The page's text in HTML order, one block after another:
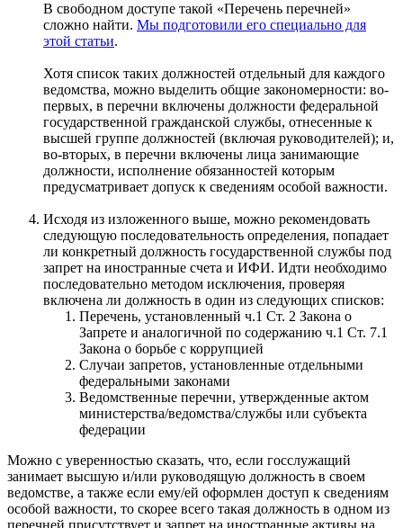
В свободном доступе такой «Перечень перечней»
сложно найти. Мы подготовили его специально для
этой статьи.
Хотя список таких должностей отдельный для каждого
ведомства, можно выделить общие закономерности: во-
первых, в перечни включены должности федеральной
государственной гражданской службы, отнесенные к
высшей группе должностей (включая руководителей); и,
во-вторых, в перечни включены лица занимающие
должности, исполнение обязанностей которым
предусматривает допуск к сведениям особой важности.
Исходя из изложенного выше, можно рекомендовать
следующую последовательность определения, попадает
ли конкретный должность государственной службы под
запрет на иностранные счета и ИФИ. Идти необходимо
последовательно методом исключения, проверяя
включена ли должность в один из следующих списков:
Перечень, установленный ч.1 Ст. 2 Закона о
Запрете и аналогичной по содержанию ч.1 Ст. 7.1
Закона о борьбе с коррупцией
Случаи запретов, установленные отдельными
федеральными законами
Ведомственные перечни, утвержденные актом
министерства/ведомства/службы или субъекта
федерации
Можно с уверенностью сказать, что, если госслужащий
занимает высшую и/или руководящую должность в своем
ведомстве, а также если ему/ей оформлен доступ к сведениям
особой важности, то скорее всего такая должность в одном из